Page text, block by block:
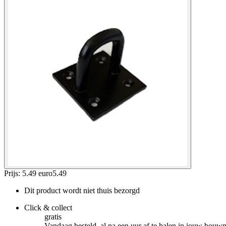
Prijs: 5.49 euro5.49
Dit product wordt niet thuis bezorgd
Click & collect
gratis